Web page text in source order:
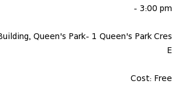
- 3:00 pm
Queen's Park- 1 Queen's Park Cres
E
Cost: Free